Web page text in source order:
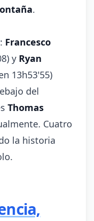
.
Francesco
y Ryan
13h53'55)
del
Thomas
Cuatro
la historia